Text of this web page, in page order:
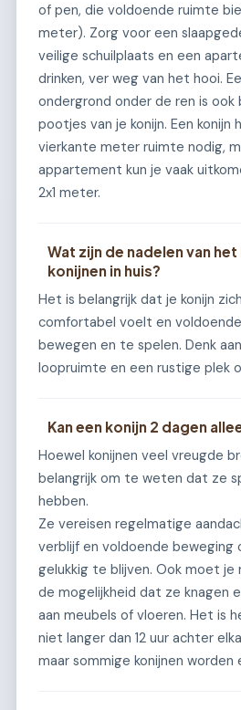
of pen, die voldoende ruimte
meter). Zorg voor een
veilige schuilplaats en een
drinken, ver weg van het hooi.
ondergrond onder de ren is ook
pootjes van je konijn. Een konijn
vierkante meter ruimte nodig,
appartement kun je vaak
2x1 meter.
Wat zijn de nadelen van
konijnen in huis?
Het is belangrijk dat je konijn
comfortabel voelt en
bewegen en te spelen. Denk
loopruimte en een rustige plek
Kan een konijn 2 dagen
Hoewel konijnen veel vreugde
belangrijk om te weten dat ze
hebben.
Ze vereisen regelmatige
verblijf en voldoende beweging
gelukkig te blijven. Ook moet je
de mogelijkheid dat ze knagen
aan meubels of vloeren. Het is
niet langer dan 12 uur achter
maar sommige konijnen